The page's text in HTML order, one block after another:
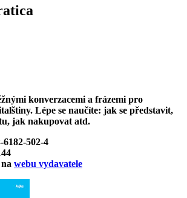
konverzacemi a frázemi pro
Lépe se naučíte: jak se představit,
jak nakupovat atd.
502-4
webu vydavatele